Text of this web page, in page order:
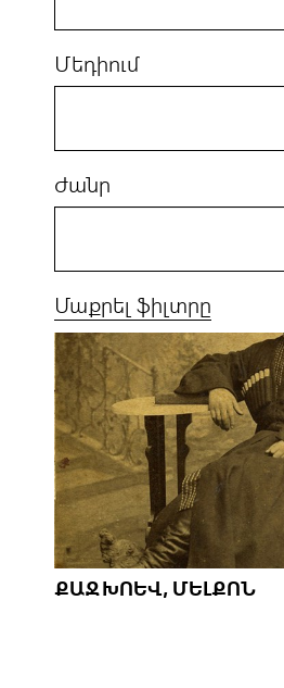
Մեդիում
Ժանր
Մաքրել ֆիլտրը
ՔԱՋԽՈԵՎ, ՄԵԼՔՈՆ